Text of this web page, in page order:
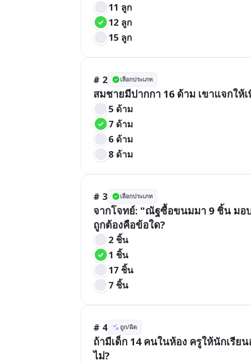
11 ลูก
12 ลูก
15 ลูก
# 2 เลือกประเภท
สมชายมีปากกา 16 ด้าม เขาแจกให้
5 ด้าม
7 ด้าม
6 ด้าม
8 ด้าม
# 3 เลือกประเภท
จากโจทย์: "ณัฐซื้อขนมมา 9 ชิ้น มอ
ถูกต้องคือข้อใด?
2 ชิ้น
1 ชิ้น
17 ชิ้น
7 ชิ้น
# 4 ถูก/ผิด
ถ้ามีเด็ก 14 คนในห้อง ครูให้นักเรีย
ไม่?